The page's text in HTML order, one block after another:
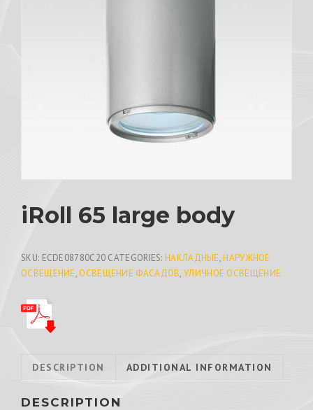
iRoll 65 large body
SKU: ECDE08780C20 CATEGORIES:НАКЛАДНЫЕ,НАРУЖНОЕ
ОСВЕЩЕНИЕ, ОСВЕЩЕНИЕ ФАСАДОВ,УЛИЧНОЕ ОСВЕЩЕНИЕ
DESCRIPTION ADDITIONAL INFORMATION
DESCRIPTION